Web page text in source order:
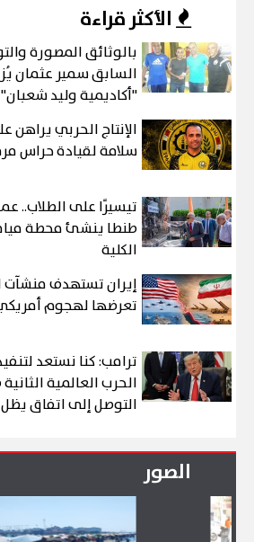
الأكثر قراءة
بالوثائق المصورة
السابق سمير عثمان
"أكاديمية وليد
الإنتاج الحربي
سلامة لقيادة حراس مرمى
تيسيرًا على الطلاب..
طنطا ينشئ محطة
الكلية
إيران تستهدف منشآت
تعرضها لهجوم
ترامب: كنا نستعد
الحرب العالمية
التوصل إلى اتفاق
الصور